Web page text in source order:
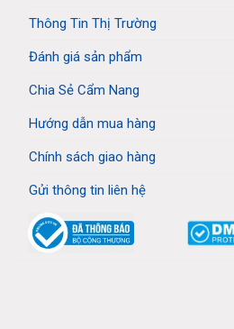
Thông Tin Thị Trường
Đánh giá sản phẩm
Chia Sẻ Cẩm Nang
Hướng dẫn mua hàng
Chính sách giao hàng
Gửi thông tin liên hệ